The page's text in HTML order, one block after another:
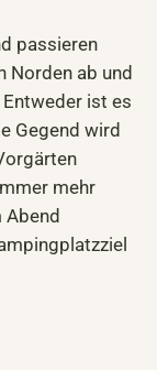
passieren
Norden ab und
ist es
Gegend wird
mehr
Abend